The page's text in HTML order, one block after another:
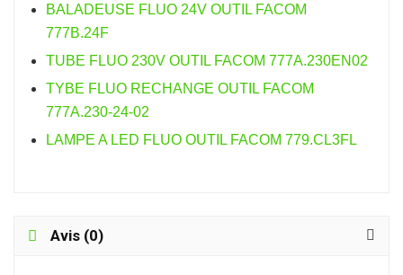
BALADEUSE FLUO 24V OUTIL FACOM
777B.24F
TUBE FLUO 230V OUTIL FACOM 777A.230EN02
TYBE FLUO RECHANGE OUTIL FACOM
777A.230-24-02
LAMPE A LED FLUO OUTIL FACOM 779.CL3FL
Avis (0)